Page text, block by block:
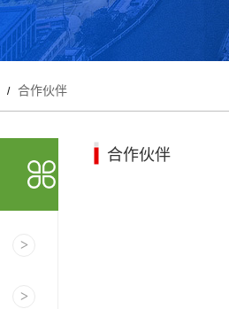
/ 合作伙伴
合作伙伴